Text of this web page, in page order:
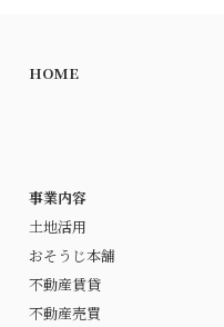
岡南店
0120-685-231
カーナビ住所
②下記の投稿をいいね
提示頂いた方にはギフトカード
3,000円分プレゼント！
（※土地活用をご検討中、もしく
はこれからご検討される方を対象
とさせていただきます。）
HOME
事業内容
土地活用
おそうじ本舗
不動産賃貸
不動産売買